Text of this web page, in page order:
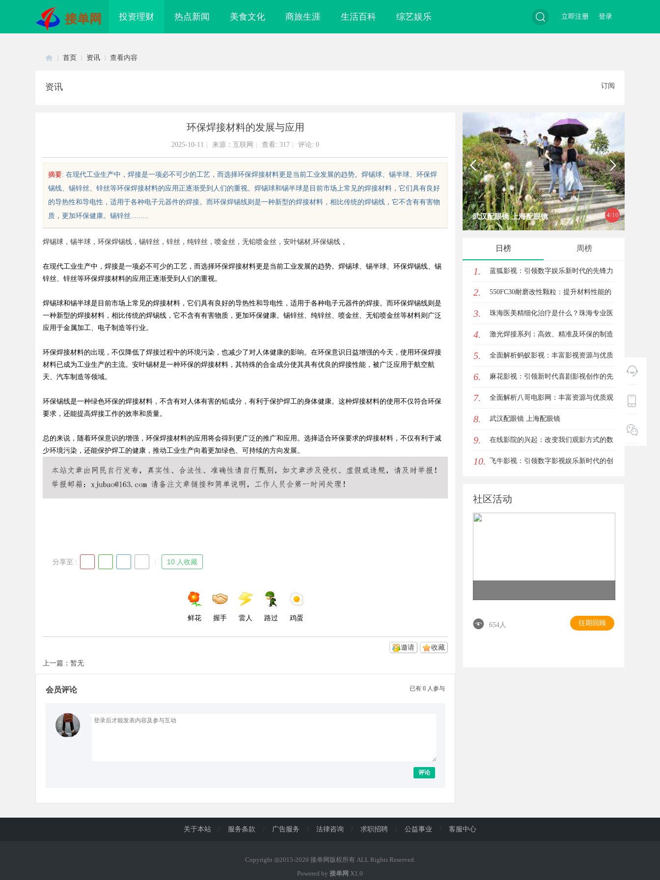
接单网 投资理财 热点新闻 美食文化 商旅生涯 生活百科 综艺娱乐 登录
立即注册
sc
d
首页 资讯 查看内容
资讯 订阅
环保焊接材料的发展与应用
2025-10-11 来源：互联网 查看: 317 评论: 0
摘要: 在现代工业生产中，焊接是一项必不可少的工艺，而选择环保焊接材料更是当前工业发展的趋势。焊锡球、锡半球、环保焊
锡线、锡锌丝、锌丝等环保焊接材料的应用正逐渐受到人们的重视。焊锡球和锡半球是目前市场上常见的焊接材料，它们具有良好
的导热性和导电性，适用于各种电子元器件的焊接。而环保焊锡线则是一种新型的焊接材料，相比传统的焊锡线，它不含有有害物
质，更加环保健康。锡锌丝.........
焊锡球，锡半球，环保焊锡线，锡锌丝，锌丝，纯锌丝，喷金丝，无铅喷金丝，安叶锡材,环保锡线，
在现代工业生产中，焊接是一项必不可少的工艺，而选择环保焊接材料更是当前工业发展的趋势。焊锡球、锡半球、环保焊锡线、锡
锌丝、锌丝等环保焊接材料的应用正逐渐受到人们的重视。
焊锡球和锡半球是目前市场上常见的焊接材料，它们具有良好的导热性和导电性，适用于各种电子元器件的焊接。而环保焊锡线则是
一种新型的焊接材料，相比传统的焊锡线，它不含有有害物质，更加环保健康。锡锌丝、纯锌丝、喷金丝、无铅喷金丝等材料则广泛
应用于金属加工、电子制造等行业。
环保焊接材料的出现，不仅降低了焊接过程中的环境污染，也减少了对人体健康的影响。在环保意识日益增强的今天，使用环保焊接
材料已成为工业生产的主流。安叶锡材是一种环保的焊接材料，其特殊的合金成分使其具有优良的焊接性能，被广泛应用于航空航
天、汽车制造等领域。
环保锡线是一种绿色环保的焊接材料，不含有对人体有害的铅成分，有利于保护焊工的身体健康。这种焊接材料的使用不仅符合环保
要求，还能提高焊接工作的效率和质量。
总的来说，随着环保意识的增强，环保焊接材料的应用将会得到更广泛的推广和应用。选择适合环保要求的焊接材料，不仅有利于减
少环境污染，还能保护焊工的健康，推动工业生产向着更加绿色、可持续的方向发展。
分享至 : 10 人收藏
鲜花 握手 雷人 路过 鸡蛋
收藏
邀请
上一篇：暂无
已有 0 人参与
会员评论
评论
4/10
技学院：创新育人引领未来科
中的重要作用与应用 发体系全解析
武汉配眼镜 上海配眼镜
日榜 周榜
1. 蓝狐影视：引领数字娱乐新时代的先锋力
量
2. 550FC30耐磨改性颗粒：提升材料性能的
新选择
3. 珠海医美精细化治疗是什么？珠海专业医
美机构筛选标准科普
4. 激光焊接系列：高效、精准及环保的制造
解决方案
5. 全面解析蚂蚁影视：丰富影视资源与优质
观影体验的新时代平台
6. 麻花影视：引领新时代喜剧影视创作的先
锋力量
7. 全面解析八哥电影网：丰富资源与优质观
影体验的终极指南
8. 武汉配眼镜 上海配眼镜
9. 在线影院的兴起：改变我们观影方式的数
字革命
10. 飞牛影视：引领数字影视娱乐新时代的创
社区活动
654人 往期回顾
关于本站 / 服务条款 / 广告服务 / 法律咨询 / 求职招聘 / 公益事业 / 客服中心
Copyright ◎2015-2020 接单网版权所有 ALL Rights Reserved.
Powered by 接单网 X1.0